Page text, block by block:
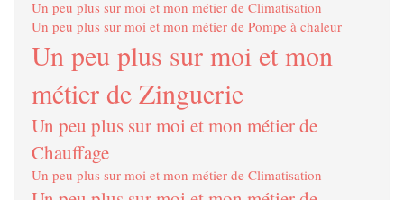
Un peu plus sur moi et mon métier de Climatisation
Un peu plus sur moi et mon métier de Pompe à chaleur
Un peu plus sur moi et mon
métier de Zinguerie
Un peu plus sur moi et mon métier de
Chauffage
Un peu plus sur moi et mon métier de Climatisation